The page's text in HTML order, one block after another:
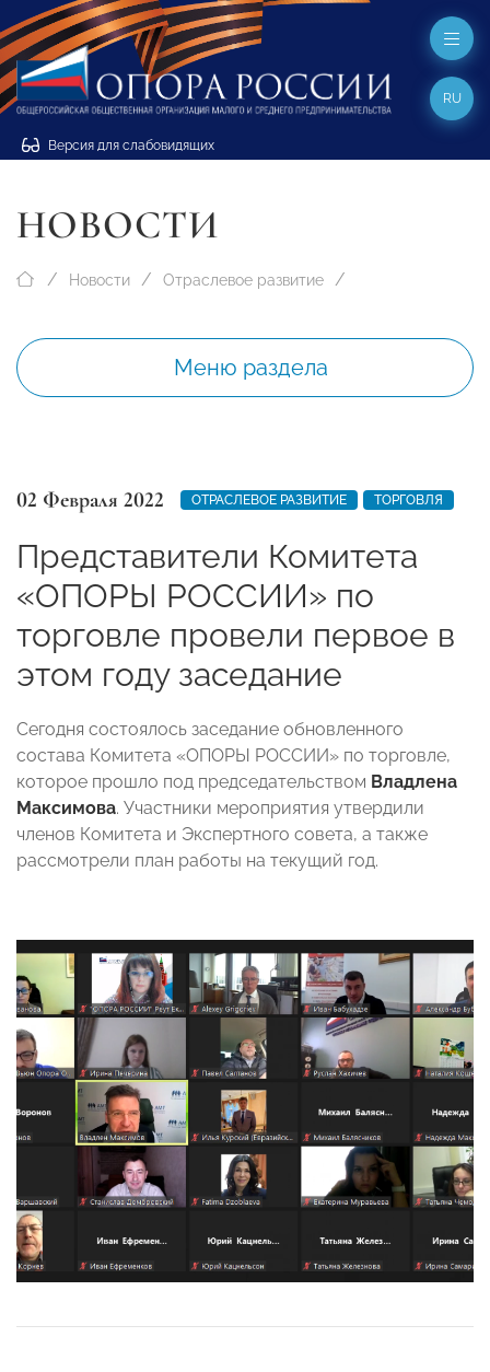
Версия для слабовидящих
RU
НОВОСТИ
Новости Отраслевое развитие
Меню раздела
02 Февраля 2022 ОТРАСЛЕВОЕ РАЗВИТИЕ ТОРГОВЛЯ
Представители Комитета
«ОПОРЫ РОССИИ» по
торговле провели первое в
этом году заседание
Сегодня состоялось заседание обновленного
состава Комитета «ОПОРЫ РОССИИ» по торговле,
которое прошло под председательством Владлена
Максимова. Участники мероприятия утвердили
членов Комитета и Экспертного совета, а также
рассмотрели план работы на текущий год.